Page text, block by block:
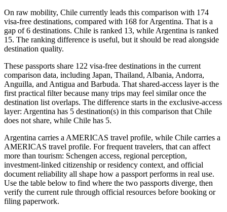
On raw mobility, Chile currently leads this comparison with 174
visa-free destinations, compared with 168 for Argentina. That is a
gap of 6 destinations. Chile is ranked 13, while Argentina is ranked
15. The ranking difference is useful, but it should be read alongside
destination quality.
These passports share 122 visa-free destinations in the current
comparison data, including Japan, Thailand, Albania, Andorra,
Anguilla, and Antigua and Barbuda. That shared-access layer is the
first practical filter because many trips may feel similar once the
destination list overlaps. The difference starts in the exclusive-access
layer: Argentina has 5 destination(s) in this comparison that Chile
does not share, while Chile has 5.
Argentina carries a AMERICAS travel profile, while Chile carries a
AMERICAS travel profile. For frequent travelers, that can affect
more than tourism: Schengen access, regional perception,
investment-linked citizenship or residency context, and official
document reliability all shape how a passport performs in real use.
Use the table below to find where the two passports diverge, then
verify the current rule through official resources before booking or
filing paperwork.